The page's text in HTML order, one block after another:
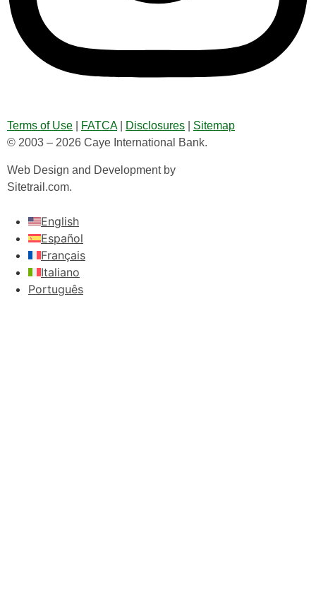
Terms of Use FATCA| Disclosures
Sitemap
© 2003 – 2026 Caye International Bank.
Web Design and Development by
Sitetrail.com.
English
Español
Français
Italiano
Português